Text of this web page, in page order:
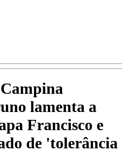
lamenta a
Francisco e
de 'tolerância